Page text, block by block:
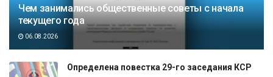
Чем занимались общественные советы с начала
текущего года
06.08.2026
Определена повестка 29-го заседания КСР